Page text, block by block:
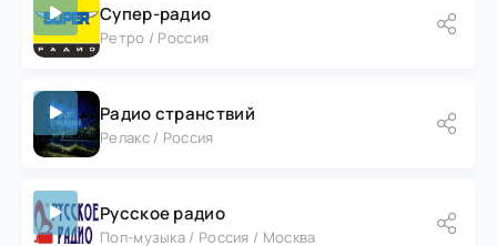
Супер-радио
Ретро / Россия
Радио странствий
Релакс / Россия
Русское радио
Поп-музыка / Россия / Москва